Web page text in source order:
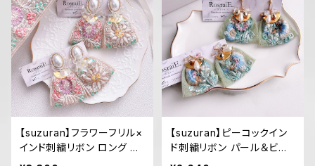
【suzuran】フラワーフリル×
インド刺繍リボン ロング ピ
アス/イヤリング
【suzuran】ピーコックイン
ド刺繍リボン パール＆ビー
ズ ピアス/イヤリング